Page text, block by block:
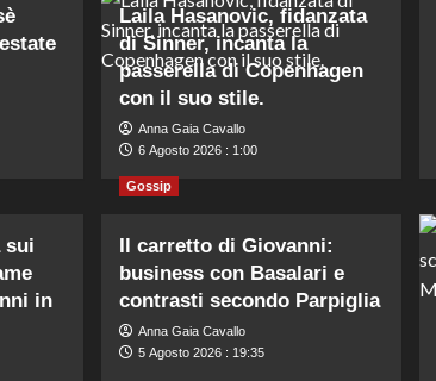
Laila Hasanovic, fidanzata
di Sinner, incanta la
passerella di Copenhagen
con il suo stile.
Anna Gaia Cavallo
6 Agosto 2026 : 1:00
sui
in
Gossip
Il carretto di Giovanni:
business con Basalari e
contrasti secondo Parpiglia
Anna Gaia Cavallo
5 Agosto 2026 : 19:35